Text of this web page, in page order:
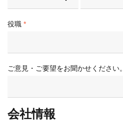
役職
ご意見・ご要望をお聞かせください。
会社情報